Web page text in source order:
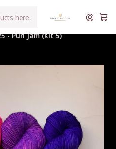
- Purl Jam (Kit 5)